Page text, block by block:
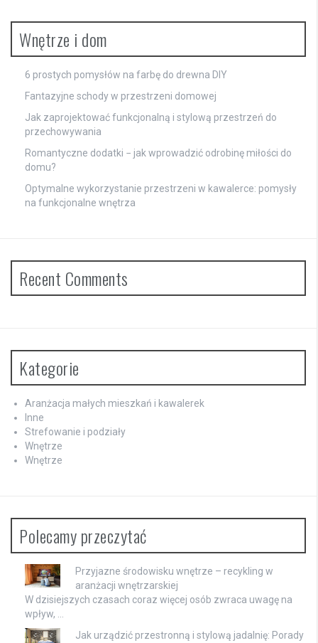
Wnętrze i dom
6 prostych pomysłów na farbę do drewna DIY
Fantazyjne schody w przestrzeni domowej
Jak zaprojektować funkcjonalną i stylową przestrzeń do
przechowywania
Romantyczne dodatki − jak wprowadzić odrobinę miłości do
domu?
Optymalne wykorzystanie przestrzeni w kawalerce: pomysły
na funkcjonalne wnętrza
Recent Comments
Kategorie
Aranżacja małych mieszkań i kawalerek
Inne
Strefowanie i podziały
Wnętrze
Wnętrze
Polecamy przeczytać
Przyjazne środowisku wnętrze – recykling w
aranżacji wnętrzarskiej
W dzisiejszych czasach coraz więcej osób zwraca uwagę na
wpływ, …
Jak urządzić przestronną i stylową jadalnię: Porady